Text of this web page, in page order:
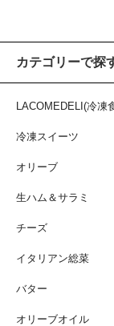
カテゴリーで探
LACOMEDELI(冷凍
冷凍スイーツ
オリーブ
生ハム＆サラミ
チーズ
イタリアン総菜
バター
オリーブオイル